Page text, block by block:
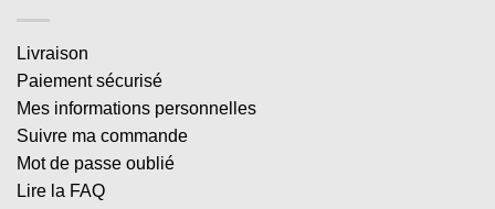
Livraison
Paiement sécurisé
Mes informations personnelles
Suivre ma commande
Mot de passe oublié
Lire la FAQ